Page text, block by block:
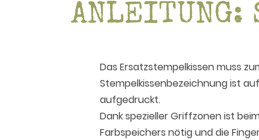
ANLEITUNG:
Das Ersatzstempelkissen muss
Stempelkissenbezeichnung ist
aufgedruckt.
Dank spezieller Griffzonen ist
Farbspeichers nötig und die